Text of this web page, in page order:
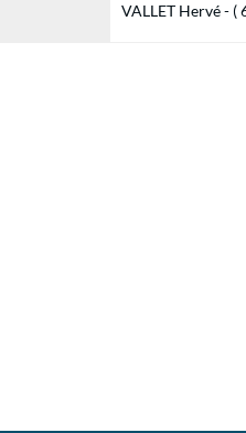
VALLET Hervé - (